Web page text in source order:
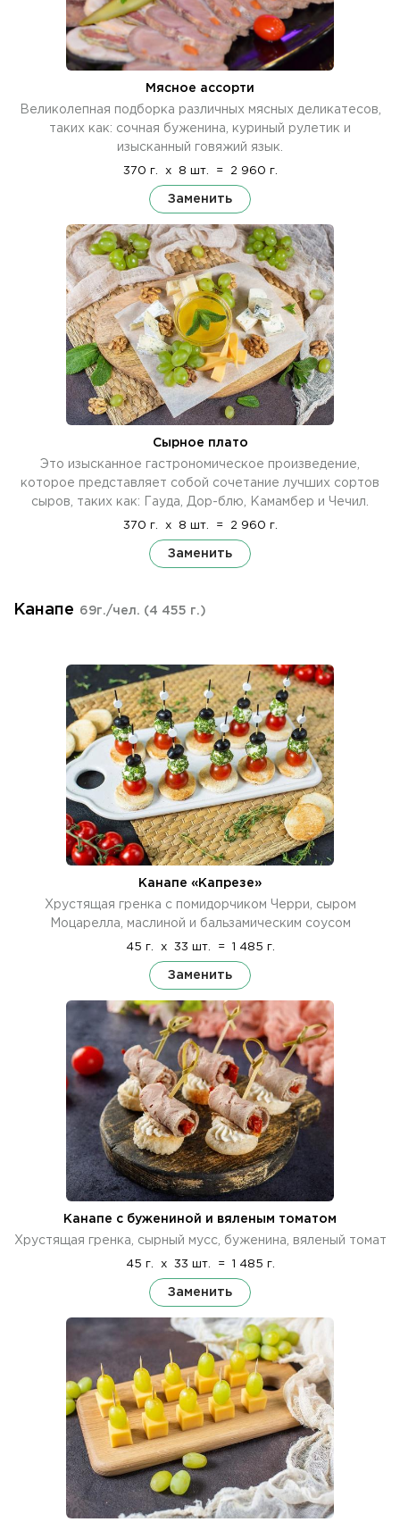
Мясное ассорти
Великолепная подборка различных мясных деликатесов,
таких как: сочная буженина, куриный рулетик и
изысканный говяжий язык.
370 г. x 8 шт. = 2 960 г.
Заменить
Сырное плато
Это изысканное гастрономическое произведение,
которое представляет собой сочетание лучших сортов
сыров, таких как: Гауда, Дор-блю, Камамбер и Чечил.
370 г. x 8 шт. = 2 960 г.
Заменить
Канапе 69г./чел. (4 455 г.)
Канапе «Капрезе»
Хрустящая гренка с помидорчиком Черри, сыром
Моцарелла, маслиной и бальзамическим соусом
45 г. x 33 шт. = 1 485 г.
Заменить
Канапе с бужениной и вяленым томатом
Хрустящая гренка, сырный мусс, буженина, вяленый томат
45 г. x 33 шт. = 1 485 г.
Заменить